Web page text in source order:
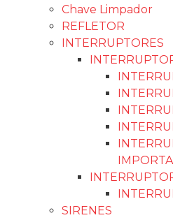
Chave Limpador
REFLETOR
INTERRUPTORES
SIRENES